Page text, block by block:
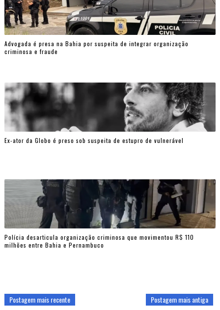
Advogada é presa na Bahia por suspeita de integrar organização
criminosa e fraude
Ex-ator da Globo é preso sob suspeita de estupro de vulnerável
Polícia desarticula organização criminosa que movimentou R$ 110
milhões entre Bahia e Pernambuco
Postagem mais recente Postagem mais antiga